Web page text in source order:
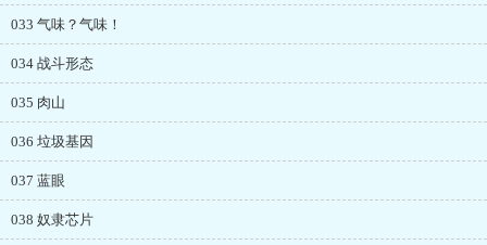
033 气味？气味！
034 战斗形态
035 肉山
036 垃圾基因
037 蓝眼
038 奴隶芯片